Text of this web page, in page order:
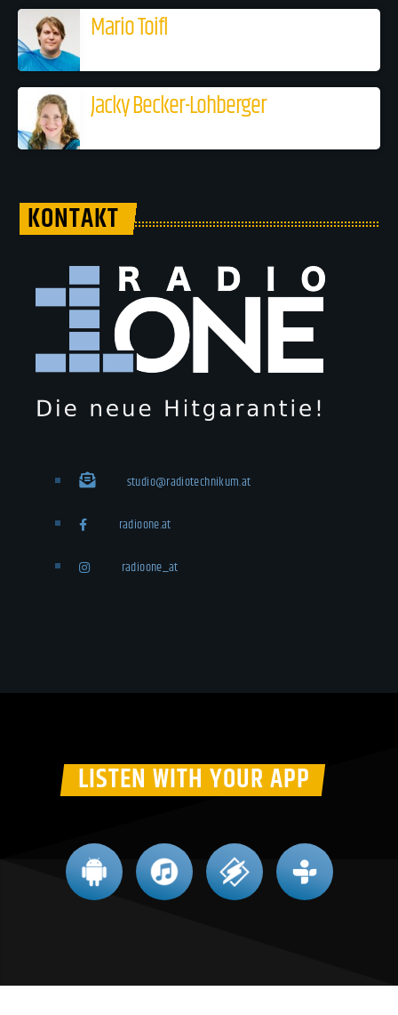
Mario Toifl
Jacky Becker-Lohberger
KONTAKT
studio@radiotechnikum.at
radioone.at
radioone_at
LISTEN WITH YOUR APP